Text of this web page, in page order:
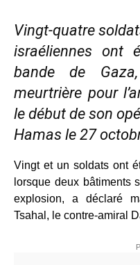
Vingt-quatre
israéliennes ont
bande de
meurtrière pour
le début de son
Hamas le 27
Vingt et un soldats ont
lorsque deux bâtiments
explosion, a déclaré
Tsahal, le contre-amiral